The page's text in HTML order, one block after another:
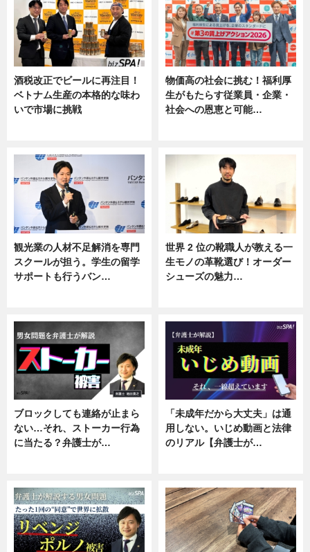
酒税改正でビールに再注目！
ベトナム生産の本格的な味わ
いで市場に挑戦
物価高の社会に挑む！福利厚
生がもたらす従業員・企業・
社会への恩恵と可能…
観光業の人材不足解消を専門
スクールが担う。学生の留学
サポートも行うバン…
世界 2 位の靴職人が教える一
生モノの革靴選び！オーダー
シューズの魅力…
ブロックしても連絡が止まら
ない…それ、ストーカー行為
に当たる？弁護士が…
「未成年だから大丈夫」は通
用しない。いじめ動画と法律
のリアル【弁護士が…